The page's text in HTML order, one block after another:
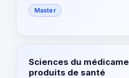
Master
Sciences du
produits de santé